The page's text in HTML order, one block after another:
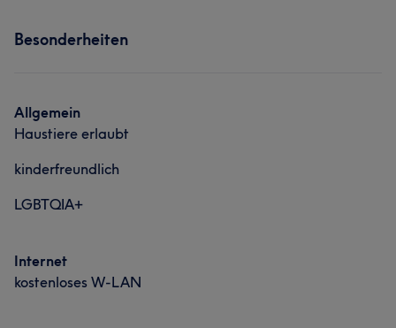
Besonderheiten
Allgemein
Haustiere erlaubt
kinderfreundlich
LGBTQIA+
Internet
kostenloses W-LAN